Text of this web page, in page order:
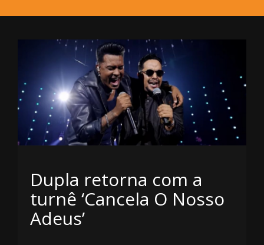
Dupla retorna com a
turnê ‘Cancela O Nosso
Adeus’